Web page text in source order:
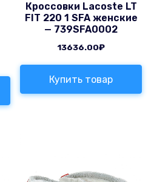
Кроссовки Lacoste LT
FIT 220 1 SFA женские
— 739SFA0002
13636.00₽
Купить товар